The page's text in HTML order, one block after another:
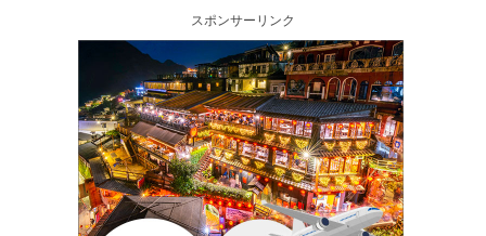
スポンサーリンク